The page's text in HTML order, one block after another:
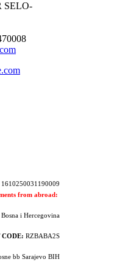
SELO-
1610250031190009
from abroad:
i Hercegovina
CODE: RZBABA2S
bb Sarajevo BIH